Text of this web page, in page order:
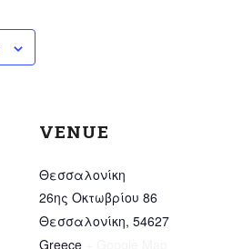
VENUE
Θεσσαλονίκη
26ης Οκτωβρίου 86
Θεσσαλονίκη, 54627
Greece